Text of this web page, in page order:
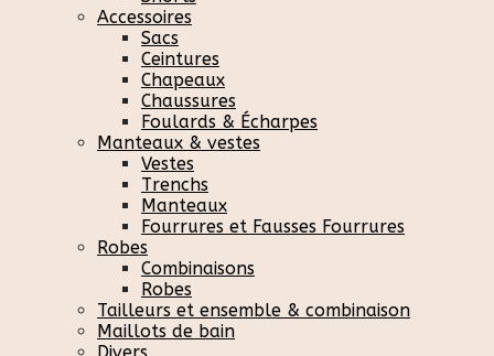
Accessoires
Sacs
Ceintures
Chapeaux
Chaussures
Foulards & Écharpes
Manteaux & vestes
Vestes
Trenchs
Manteaux
Fourrures et Fausses Fourrures
Robes
Combinaisons
Robes
Tailleurs et ensemble & combinaison
Maillots de bain